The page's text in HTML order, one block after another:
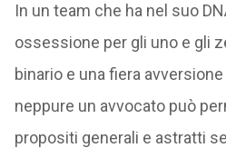
In un team che ha nel suo
ossessione per gli uno e gli
binario e una fiera
neppure un avvocato può
propositi generali e astratti